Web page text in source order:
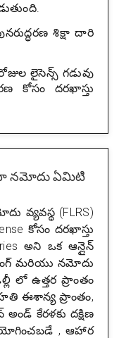
శిక్షా దారి
లైసెన్స్ గడువు
కోసం దరఖాస్తు
నమోదు ఏమిటి
వ్యవస్థ (FLRS)
కోసం దరఖాస్తు
అని ఒక ఆన్లైన్
మరియు నమోదు
లో ఉత్తర ప్రాంతం
ఈశాన్య ప్రాంతం,
కేరళకు దక్షిణ
, ఆహార